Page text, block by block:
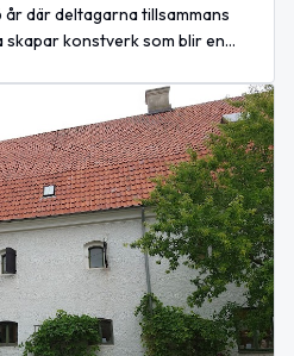
där deltagarna tillsammans
konstverk som blir en